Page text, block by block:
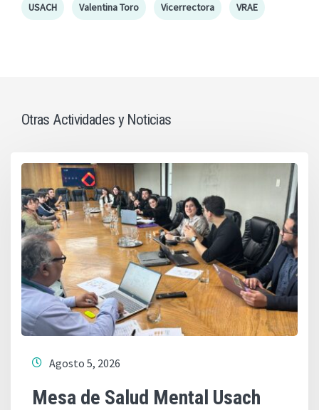
USACH Valentina Toro Vicerrectora VRAE
Otras Actividades y Noticias
Agosto 5, 2026
Mesa de Salud Mental Usach